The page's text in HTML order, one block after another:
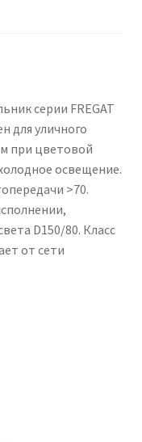
серии FREGAT
для уличного
при цветовой
освещение.
>70.
D150/80. Класс
от сети